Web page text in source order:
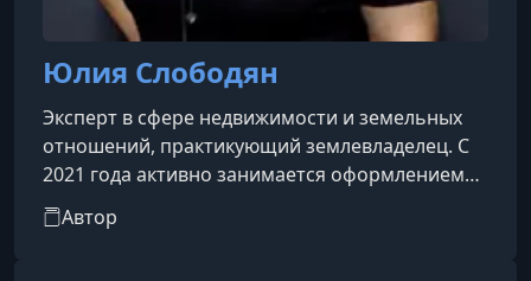
Юлия Слободян
Эксперт в сфере недвижимости и земельных
отношений, практикующий землевладелец. С
2021 года активно занимается оформлением
земельных участков, сопровождает сделки и
повышает стоимость объектов перед их
Автор